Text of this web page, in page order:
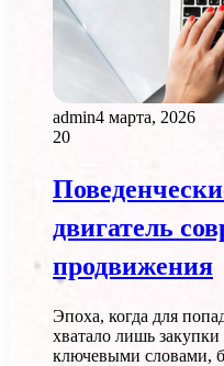
admin4 марта, 2026
20
двигатель
продвижения
Эпоха, когда для
хватало лишь
ключевыми словами,